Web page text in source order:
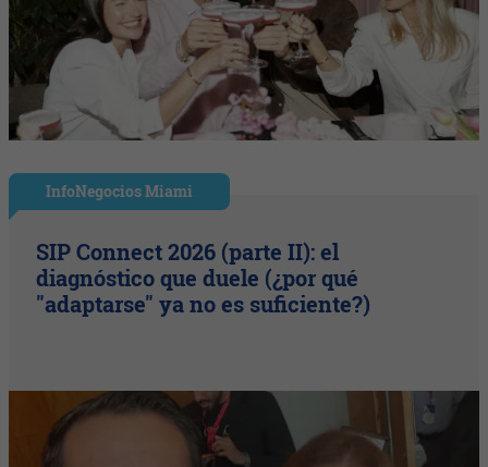
InfoNegocios Miami
SIP Connect 2026 (parte II): el
diagnóstico que duele (¿por qué
"adaptarse" ya no es suficiente?)